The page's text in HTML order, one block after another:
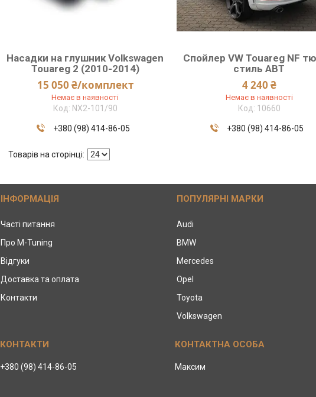
Насадки на глушник Volkswagen
Touareg 2 (2010-2014)
15 050 ₴/комплект
Немає в наявності
NX2-101/90
+380 (98) 414-86-05
Спойлер VW Touareg NF
стиль ABT
4 240 ₴
Немає в наявності
10660
+380 (98) 414-86-05
ІНФОРМАЦІЯ
Часті питання
Про M-Tuning
Відгуки
Доставка та оплата
Контакти
ПОПУЛЯРНІ МАРКИ
Audi
BMW
Mercedes
Opel
Toyota
Volkswagen
+380 (98) 414-86-05 Максим